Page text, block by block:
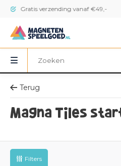
Gratis verzending vanaf €49,-
Terug
Magna Tiles
Filters